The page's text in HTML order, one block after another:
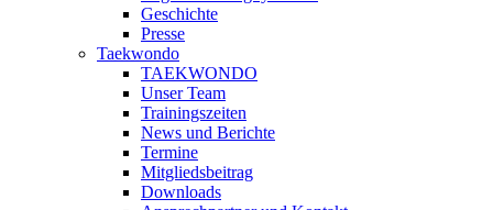
Geschichte
Presse
Taekwondo
TAEKWONDO
Unser Team
Trainingszeiten
News und Berichte
Termine
Mitgliedsbeitrag
Downloads